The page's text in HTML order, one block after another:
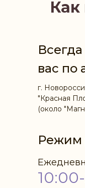
Как
вас по
г.
"Красная
(около
Режим